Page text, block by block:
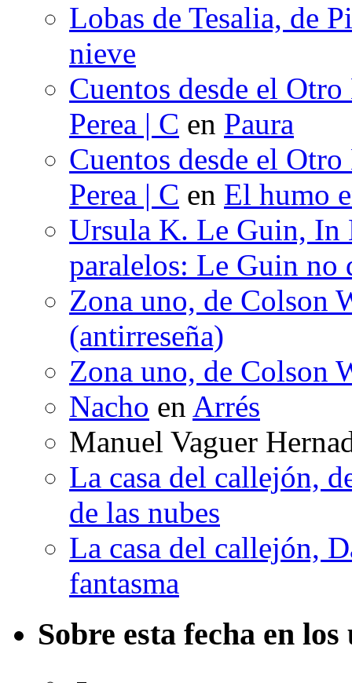
la
2010
(V
Lobas de Tesalia, de
nieve
Cuentos desde el
Perea | C en Paura
Cuentos desde el
Perea | C en El humo
Ursula K. Le Guin, In
paralelos: Le Guin no
Zona uno, de Colson
(antirreseña)
Zona uno, de Colson
Nacho en Arrés
Manuel Vaguer
La casa del callejón,
de las nubes
La casa del callejón,
fantasma
Sobre esta fecha en